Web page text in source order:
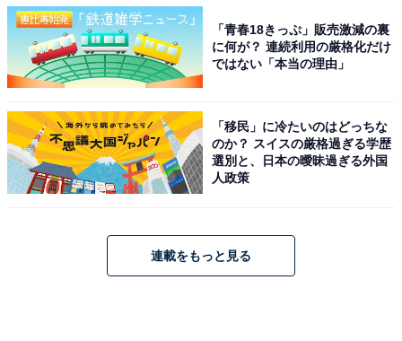
アクセス・料金情報は？ 泊まれる？
アクセス
所在地：静岡県沼津市岡宮1265-3
アクセス：お車の場合、東名高速道路「沼津IC」から約
シー等）で約12分、JR東海道線・東海道新幹線「三島
駅」から車（タクシー等）で約12分。また、最寄りの
「青春18きっぷ」販売激減の裏
に何が？ 連続利用の厳格化だけ
ではない「本当の理由」
「移民」に冷たいのはどっちな
のか？ スイスの厳格過ぎる学歴
選別と、日本の曖昧過ぎる外国
人政策
連載をもっと見る